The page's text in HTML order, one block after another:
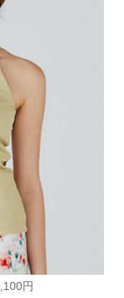
円